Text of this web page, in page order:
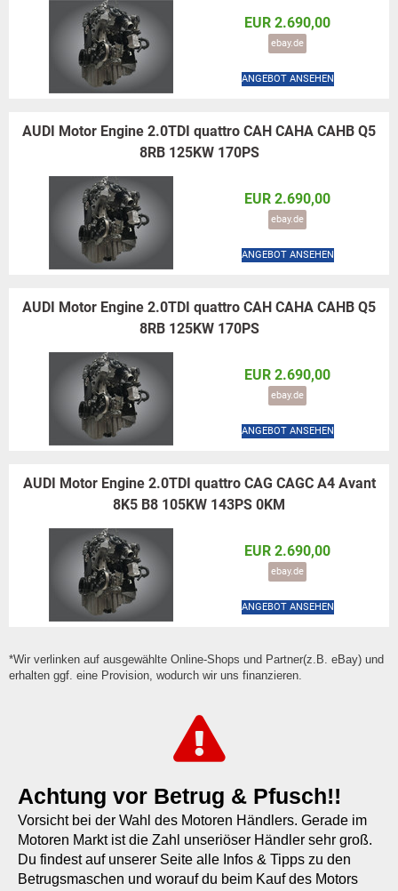
EUR 2.690,00
ebay.de
ANGEBOT ANSEHEN
AUDI Motor Engine 2.0TDI quattro CAH CAHA CAHB Q5
8RB 125KW 170PS
EUR 2.690,00
ebay.de
ANGEBOT ANSEHEN
AUDI Motor Engine 2.0TDI quattro CAH CAHA CAHB Q5
8RB 125KW 170PS
EUR 2.690,00
ebay.de
ANGEBOT ANSEHEN
AUDI Motor Engine 2.0TDI quattro CAG CAGC A4 Avant
8K5 B8 105KW 143PS 0KM
EUR 2.690,00
ebay.de
ANGEBOT ANSEHEN
*Wir verlinken auf ausgewählte Online-Shops und Partner(z.B. eBay) und
erhalten ggf. eine Provision, wodurch wir uns finanzieren.
Achtung vor Betrug & Pfusch!!
Vorsicht bei der Wahl des Motoren Händlers. Gerade im
Motoren Markt ist die Zahl unseriöser Händler sehr groß.
Du findest auf unserer Seite alle Infos & Tipps zu den
Betrugsmaschen und worauf du beim Kauf des Motors